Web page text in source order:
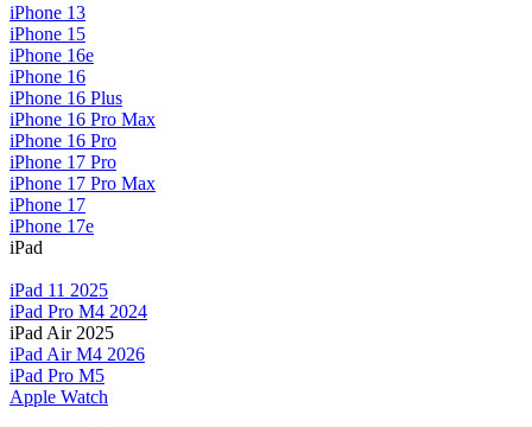
iPhone 13
iPhone 15
iPhone 16e
iPhone 16
iPhone 16 Plus
iPhone 16 Pro Max
iPhone 16 Pro
iPhone 17 Pro
iPhone 17 Pro Max
iPhone 17
iPhone 17e
iPad
iPad 11 2025
iPad Pro M4 2024
iPad Air 2025
iPad Air M4 2026
iPad Pro M5
Apple Watch